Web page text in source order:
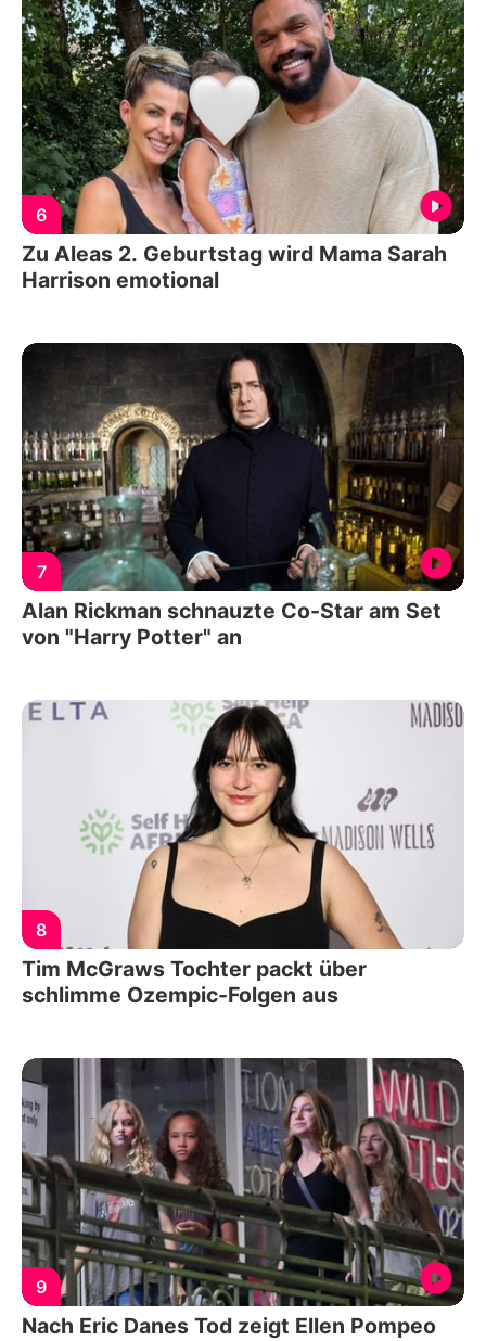
6
Zu Aleas 2. Geburtstag wird Mama Sarah
Harrison emotional
7
Alan Rickman schnauzte Co-Star am Set
von "Harry Potter" an
8
Tim McGraws Tochter packt über
schlimme Ozempic-Folgen aus
9
Nach Eric Danes Tod zeigt Ellen Pompeo